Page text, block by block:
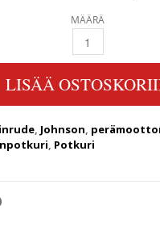
MÄÄRÄ
9 1/4X10 8-15HV
LISÄÄ
, Johnson,
, Potkuri